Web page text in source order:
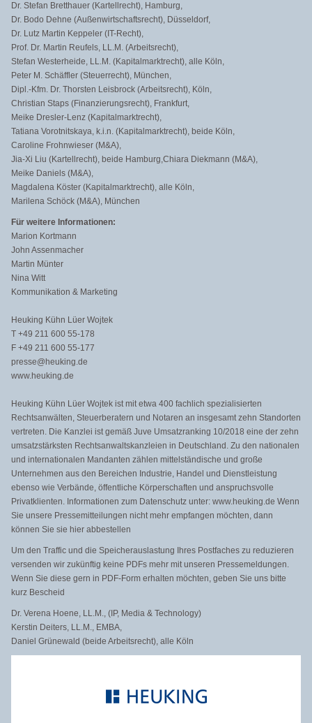
Dr. Stefan Bretthauer (Kartellrecht), Hamburg,
Dr. Bodo Dehne (Außenwirtschaftsrecht), Düsseldorf,
Dr. Lutz Martin Keppeler (IT-Recht),
Prof. Dr. Martin Reufels, LL.M. (Arbeitsrecht),
Stefan Westerheide, LL.M. (Kapitalmarktrecht), alle Köln,
Peter M. Schäffler (Steuerrecht), München,
Dipl.-Kfm. Dr. Thorsten Leisbrock (Arbeitsrecht), Köln,
Christian Staps (Finanzierungsrecht), Frankfurt,
Meike Dresler-Lenz (Kapitalmarktrecht),
Tatiana Vorotnitskaya, k.i.n. (Kapitalmarktrecht), beide Köln,
Caroline Frohnwieser (M&A),
Jia-Xi Liu (Kartellrecht), beide Hamburg,Chiara Diekmann (M&A),
Meike Daniels (M&A),
Magdalena Köster (Kapitalmarktrecht), alle Köln,
Marilena Schöck (M&A), München
Für weitere Informationen:
Marion Kortmann
John Assenmacher
Martin Münter
Nina Witt
Kommunikation & Marketing
Heuking Kühn Lüer Wojtek
T +49 211 600 55-178
F +49 211 600 55-177
presse@heuking.de
www.heuking.de
Heuking Kühn Lüer Wojtek ist mit etwa 400 fachlich spezialisierten
Rechtsanwälten, Steuerberatern und Notaren an insgesamt zehn Standorten
vertreten. Die Kanzlei ist gemäß Juve Umsatzranking 10/2018 eine der zehn
umsatzstärksten Rechtsanwaltskanzleien in Deutschland. Zu den nationalen
und internationalen Mandanten zählen mittelständische und große
Unternehmen aus den Bereichen Industrie, Handel und Dienstleistung
ebenso wie Verbände, öffentliche Körperschaften und anspruchsvolle
Privatklienten. Informationen zum Datenschutz unter: www.heuking.de Wenn
Sie unsere Pressemitteilungen nicht mehr empfangen möchten, dann
können Sie sie hier abbestellen​
Um den Traffic und die Speicherauslastung Ihres Postfaches zu reduzieren
versenden wir zukünftig keine PDFs mehr mit unseren Pressemeldungen.
Wenn Sie diese gern in PDF-Form erhalten möchten, geben Sie uns bitte
kurz Bescheid
Dr. Verena Hoene, LL.M., (IP, Media & Technology)
Kerstin Deiters, LL.M., EMBA,
Daniel Grünewald (beide Arbeitsrecht), alle Köln